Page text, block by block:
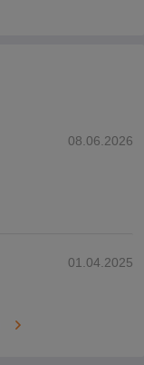
08.06.2026
01.04.2025